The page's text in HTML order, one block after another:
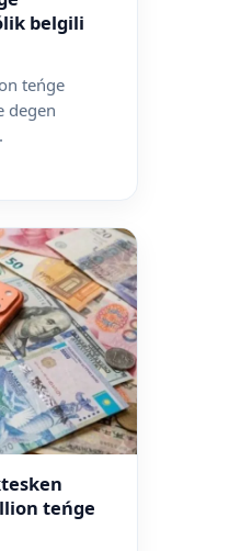
belgili
teńge
degen
teńge